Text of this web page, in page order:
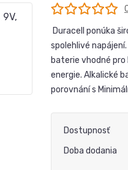
Duracell ponúka
spolehlivé
baterie vhodné
energie. Alkalické
porovnání s
Dostupnosť
Doba dodania